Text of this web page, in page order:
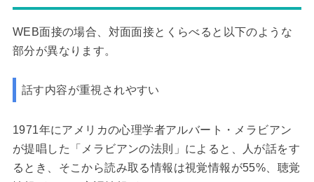
WEB面接の場合、対面面接とくらべると以下のような
部分が異なります。
話す内容が重視されやすい
1971年にアメリカの心理学者アルバート・メラビアン
が提唱した「メラビアンの法則」によると、人が話をす
るとき、そこから読み取る情報は視覚情報が55%、聴覚